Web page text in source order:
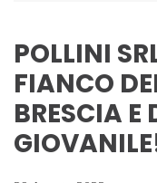
POLLINI
FIANCO
BRESCIA E